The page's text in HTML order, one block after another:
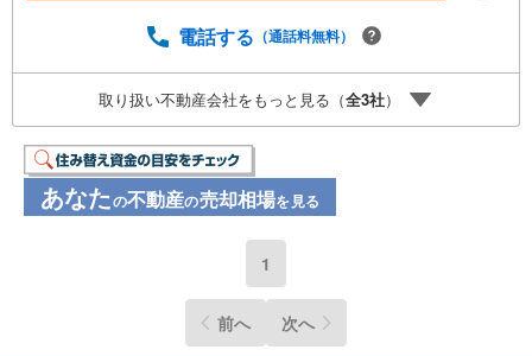
生活」を「未来カレンダー」で見える化します。（2）ご購
的な生命保険の見直し、繰り上げ返済の効果的なタイミン
グなどご提案させて頂きます。■ご案内方法ご自宅へお迎
え・最寄駅等でお待ち合わせ、弊社へのご来社など、ご相
談くださいませ。■お車の無料提携駐車場がございます。
電話する （通話料無料）
取り扱い不動産会社をもっと見る（全3社）
あなたの不動産の売却相場を見る
1
前へ 次へ